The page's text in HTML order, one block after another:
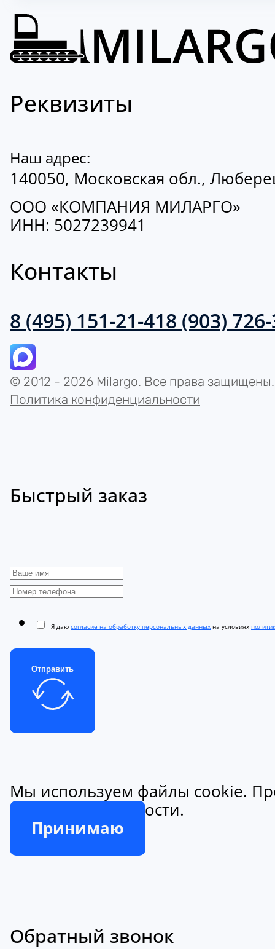
Реквизиты
Наш адрес:
140050, Московская обл.,
ООО «КОМПАНИЯ МИЛАРГО»
ИНН: 5027239941
Контакты
8 (495) 151-21-418 (903)
© 2012 - 2026 Milargo. Все права защищены.
Политика конфиденциальности
Быстрый заказ
Я даю согласие на обработку персональных данных на условиях
Отправить
Мы используем файлы cookie.
конфиденциальности.
Принимаю
Обратный звонок